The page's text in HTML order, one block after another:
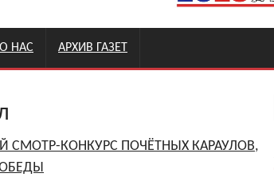
О НАС АРХИВ ГАЗЕТ
СМОТР-КОНКУРС ПОЧЁТНЫХ КАРАУЛОВ,